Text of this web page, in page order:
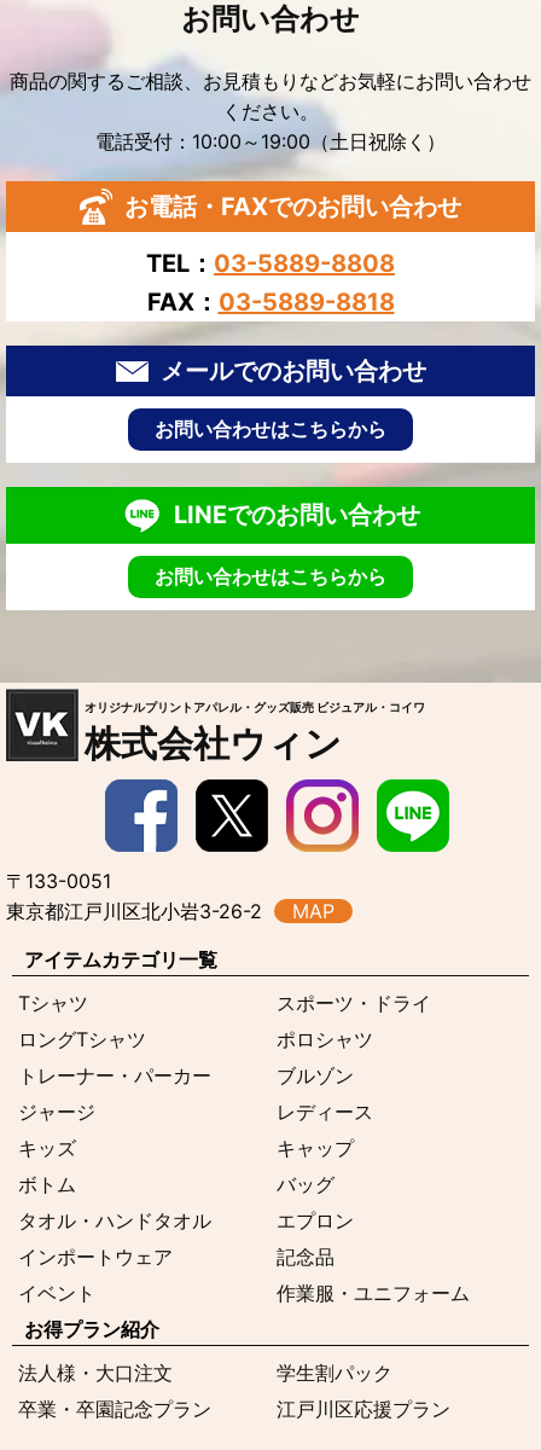
お問い合わせ
商品の関するご相談、お見積もりなどお気軽にお問い合わせ
ください。
電話受付：10:00～19:00（土日祝除く）
お電話・FAXでのお問い合わせ
TEL： 03-5889-8808
FAX： 03-5889-8818
メールでのお問い合わせ
お問い合わせはこちらから
LINEでのお問い合わせ
お問い合わせはこちらから
オリジナルプリントアパレル・グッズ販売 ビジュアル・コイワ
株式会社ウィン
〒133-0051
東京都江戸川区北小岩3-26-2
MAP
アイテムカテゴリ一覧
Tシャツ
スポーツ・ドライ
ロングTシャツ
ポロシャツ
トレーナー・パーカー
ブルゾン
ジャージ
レディース
キッズ
キャップ
ボトム
バッグ
タオル・ハンドタオル
エプロン
インポートウェア
記念品
イベント
作業服・ユニフォーム
お得プラン紹介
法人様・大口注文
学生割パック
卒業・卒園記念プラン
江戸川区応援プラン